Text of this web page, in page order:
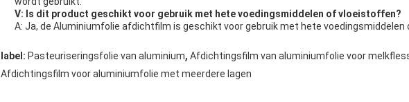
V: Is dit product geschikt voor gebruik met hete voedingsmiddelen of vloeistoffen?
A: Ja, de Aluminiumfolie afdichtfilm is geschikt voor gebruik met hete
label: Pasteuriseringsfolie van aluminium, Afdichtingsfilm van aluminiumfolie voor
Afdichtingsfilm voor aluminiumfolie met meerdere lagen